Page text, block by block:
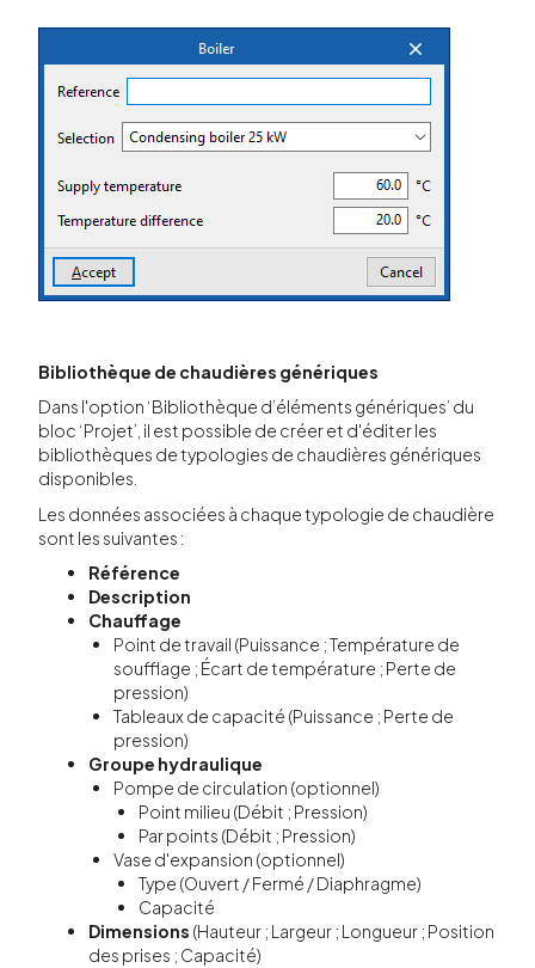
Bibliothèque de chaudières génériques
Dans l'option ‘Bibliothèque d’éléments génériques’ du
bloc ‘Projet’, il est possible de créer et d'éditer les
bibliothèques de typologies de chaudières génériques
disponibles.
Les données associées à chaque typologie de chaudière
sont les suivantes :
Référence
Description
Chauffage
Point de travail (Puissance ; Température de
soufflage ; Écart de température ; Perte de
pression)
Tableaux de capacité (Puissance ; Perte de
pression)
Groupe hydraulique
Pompe de circulation (optionnel)
Point milieu (Débit ; Pression)
Par points (Débit ; Pression)
Vase d'expansion (optionnel)
Type (Ouvert / Fermé / Diaphragme)
Capacité
Dimensions (Hauteur ; Largeur ; Longueur ; Position
des prises ; Capacité)